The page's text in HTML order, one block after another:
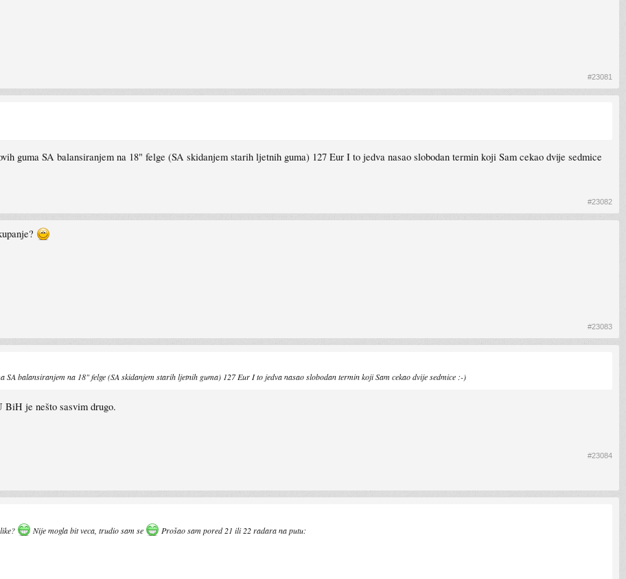
#23081
guma SA balansiranjem na 18" felge (SA skidanjem starih ljetnih guma) 127 Eur I to jedva nasao slobodan termin koji Sam cekao dvije sedmice
#23082
#23083
SA balansiranjem na 18" felge (SA skidanjem starih ljetnih guma) 127 Eur I to jedva nasao slobodan termin koji Sam cekao dvije sedmice :⁠-⁠)
je nešto sasvim drugo.
#23084
Nije mogla bit veca, trudio sam se
Prošao sam pored 21 ili 22 radara na putu: